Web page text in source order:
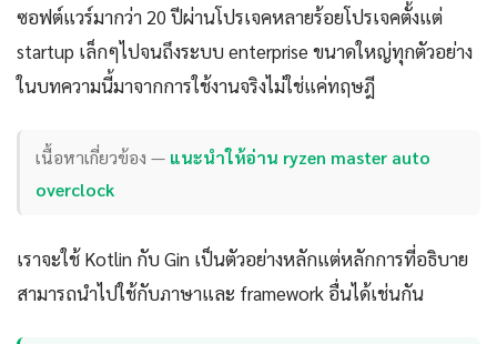
ซอฟต์แวร์มากว่า 20 ปีผ่านโปรเจคหลายร้อยโปรเจคตั้งแต่
startup เล็กๆไปจนถึงระบบ enterprise ขนาดใหญ่ทุกตัวอย่าง
ในบทความนี้มาจากการใช้งานจริงไม่ใช่แค่ทฤษฎี
เนื้อหาเกี่ยวข้อง — แนะนำให้อ่าน ryzen master auto
overclock
เราจะใช้ Kotlin กับ Gin เป็นตัวอย่างหลักแต่หลักการที่อธิบาย
สามารถนำไปใช้กับภาษาและ framework อื่นได้เช่นกัน